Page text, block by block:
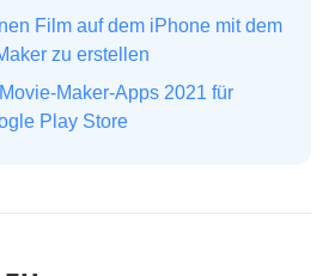
Film auf dem iPhone mit dem
zu erstellen
2021 für
Play Store